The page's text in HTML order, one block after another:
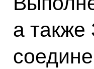
а также